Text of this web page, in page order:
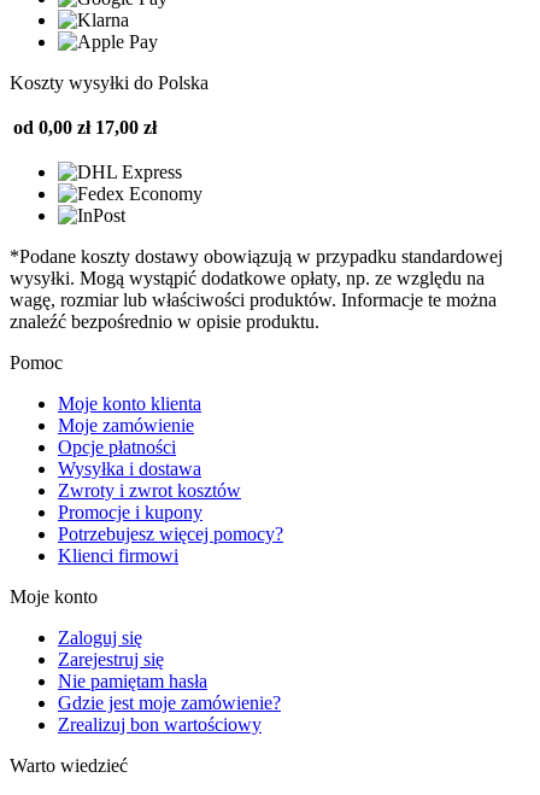
Koszty wysyłki do Polska
od 0,00 zł 17,00 zł
*Podane koszty dostawy obowiązują w przypadku standardowej
wysyłki. Mogą wystąpić dodatkowe opłaty, np. ze względu na
wagę, rozmiar lub właściwości produktów. Informacje te można
znaleźć bezpośrednio w opisie produktu.
Pomoc
Moje konto klienta
Moje zamówienie
Opcje płatności
Wysyłka i dostawa
Zwroty i zwrot kosztów
Promocje i kupony
Potrzebujesz więcej pomocy?
Klienci firmowi
Moje konto
Zaloguj się
Zarejestruj się
Nie pamiętam hasła
Gdzie jest moje zamówienie?
Zrealizuj bon wartościowy
Warto wiedzieć